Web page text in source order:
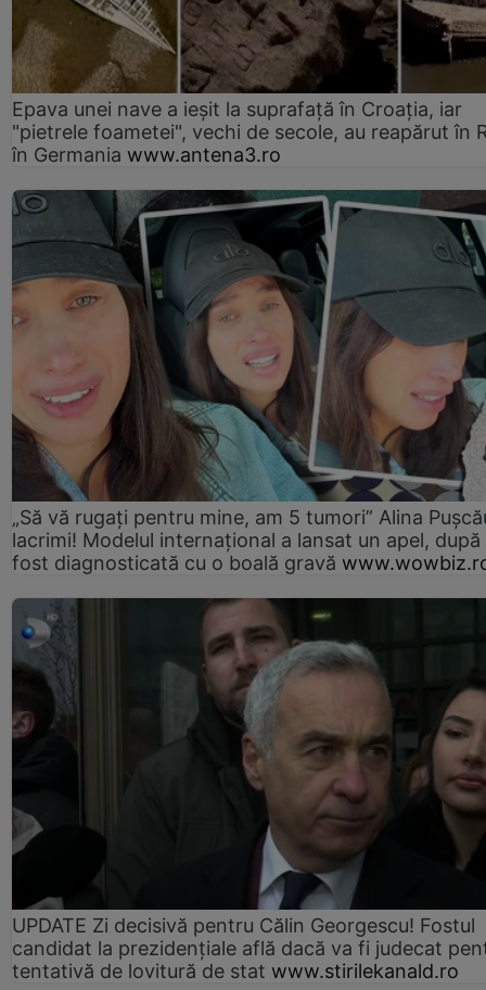
Epava unei nave a ieșit la suprafață în Croația, iar
"pietrele foametei", vechi de secole, au reapărut în
în Germania www.antena3.ro
„Să vă rugați pentru mine, am 5 tumori” Alina
lacrimi! Modelul internațional a lansat un apel, după
fost diagnosticată cu o boală gravă
UPDATE Zi decisivă pentru Călin Georgescu! Fostul
candidat la prezidențiale află dacă va fi judecat
tentativă de lovitură de stat www.stirilekanald.ro